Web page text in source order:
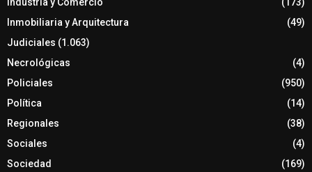
Inmobiliaria y Arquitectura
(49)
Judiciales (1.063)
Necrológicas
(4)
Policiales
(950)
Política
(14)
Regionales
(38)
Sociales
(4)
Sociedad
(169)